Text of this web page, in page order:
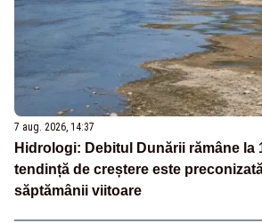
7 aug. 2026, 14:37
Hidrologi: Debitul Dunării rămâne la
tendință de creștere este
săptămânii viitoare